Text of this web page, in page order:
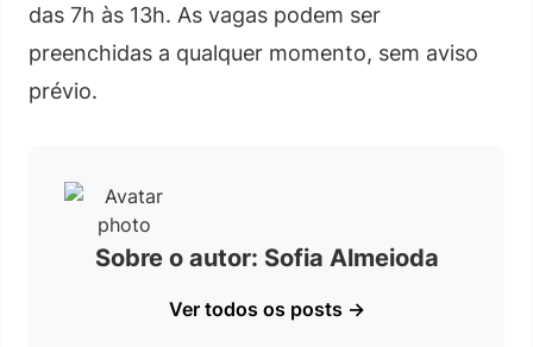
das 7h às 13h. As vagas podem ser
preenchidas a qualquer momento, sem aviso
prévio.
Sobre o autor: Sofia Almeioda
Ver todos os posts →